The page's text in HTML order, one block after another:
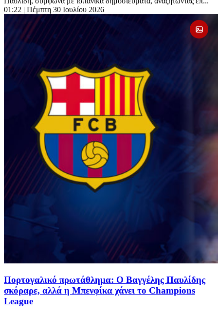
01:22 | Πέμπτη 30 Ιουλίου 2026
Πορτογαλικό πρωτάθλημα: Ο Βαγγέλης Παυλίδης
σκόραρε, αλλά η Μπενφίκα χάνει το Champions
League